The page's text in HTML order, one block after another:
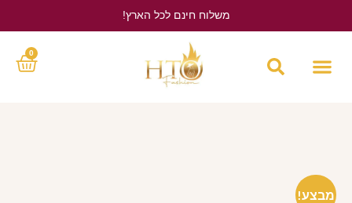
משלוח חינם לכל הארץ!
0
מבצע!